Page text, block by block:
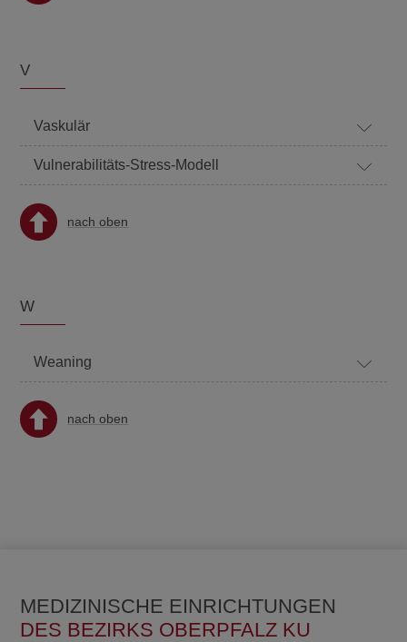
V
Vaskulär
Vulnerabilitäts-Stress-Modell
nach oben
W
Weaning
nach oben
MEDIZINISCHE EINRICHTUNGEN
DES BEZIRKS OBERPFALZ KU